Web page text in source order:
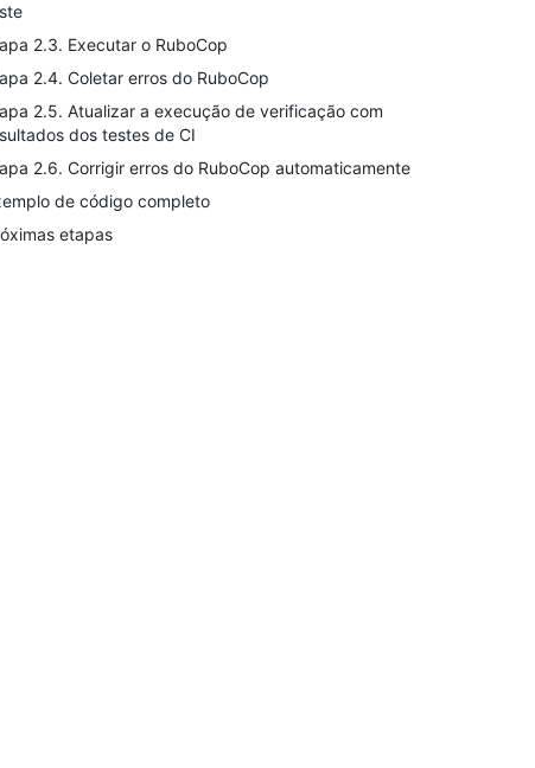
2.3. Executar o RuboCop
2.4. Coletar erros do RuboCop
2.5. Atualizar a execução de verificação com
dos testes de CI
2.6. Corrigir erros do RuboCop automaticamente
de código completo
etapas